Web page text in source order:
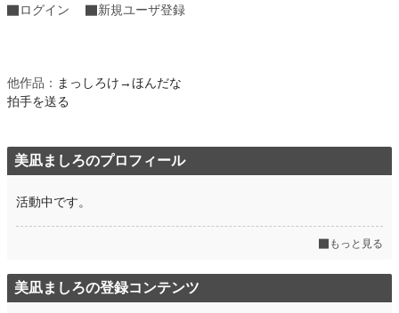
初回公開日時 2019.09.15 00:00
月間ポイント
累計ポイント 64,624 pt (38,784 位)
ログイン
新規ユーザ登録
他作品： まっしろけ→ほんだな
拍手を送る
美凪ましろのプロフィール
活動中です。
もっと見る
美凪ましろの登録コンテンツ